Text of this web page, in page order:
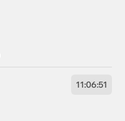
11:06:50